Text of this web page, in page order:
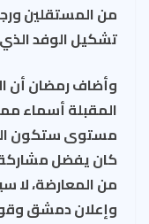
من المستقلين
تشكيل الوفد الذي
وأضاف رمضان أن
المقبلة أسماء
مستوى ستكون
كان يفضل
من المعارضة، لا
وإعلان دمشق